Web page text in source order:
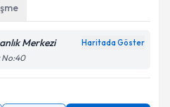
kişisel verilerimin belirtilen
Merkezi Haritada Göster
No:40